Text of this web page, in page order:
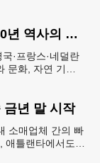
■ 화제의 여행 프로그램-“40년 역사의 신뢰… 서유럽 8개국 13일 대장정”
·프랑스·네덜란
문화, 자연 기
금년 말 시작
소매업체 간의 빠
애틀랜타에서도